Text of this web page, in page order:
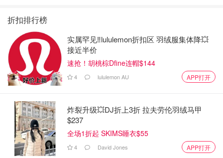
折扣排行榜
实属罕见‼️lululemon折扣区 羽绒服集体降💥
接近半价
速抢！胡桃棕Dfine连帽$144
4 lululemon AU APP打开
炸裂升级💥DJ折上3折 拉夫劳伦羽绒马甲
$237
全场1折起 SKIMS睡衣$55
4 David Jones APP打开